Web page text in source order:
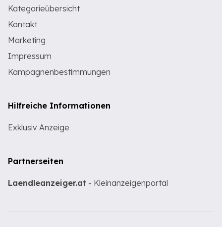
Kategorieübersicht
Kontakt
Marketing
Impressum
Kampagnenbestimmungen
Hilfreiche Informationen
Exklusiv Anzeige
Partnerseiten
Laendleanzeiger.at - Kleinanzeigenportal